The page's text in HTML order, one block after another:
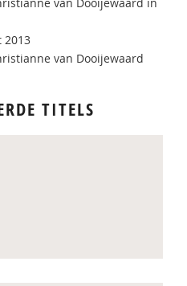
2013
van Dooijewaard
TITELS